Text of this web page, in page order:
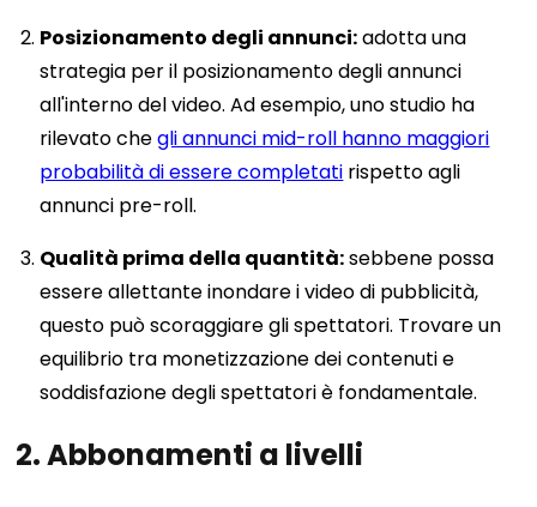
Posizionamento degli annunci:adotta una
strategia per il posizionamento degli annunci
all'interno del video. Ad esempio, uno studio ha
rilevato chegli annunci mid-roll hanno maggiori
probabilità di essere completati rispetto agli
annunci pre-roll.
Qualità prima della quantità:sebbene possa
essere allettante inondare i video di pubblicità,
questo può scoraggiare gli spettatori. Trovare un
equilibrio tra monetizzazione dei contenuti e
soddisfazione degli spettatori è fondamentale.
2. Abbonamenti a livelli